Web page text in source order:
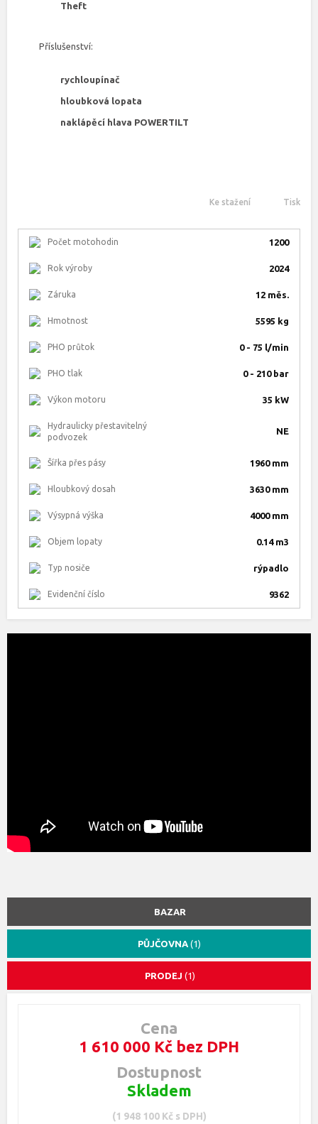
Theft
Příslušenství:
rychloupínač
hloubková lopata
naklápěcí hlava POWERTILT
Ke stažení Tisk
Počet motohodin 1200
Rok výroby 2024
Záruka 12 měs.
Hmotnost 5595 kg
PHO průtok 0 - 75 l/min
PHO tlak 0 - 210 bar
Výkon motoru 35 kW
Hydraulicky přestavitelný
podvozek
NE
Šířka přes pásy 1960 mm
Hloubkový dosah 3630 mm
Výsypná výška 4000 mm
Objem lopaty 0.14 m3
Typ nosiče rýpadlo
Evidenční číslo 9362
BAZAR
PŮJČOVNA (1)
PRODEJ (1)
Cena
1 610 000 Kč bez DPH
Dostupnost
Skladem
(1 948 100 Kč s DPH)